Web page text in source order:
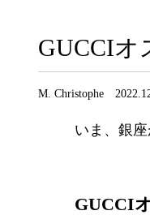
GUCCIオ
M. Christophe
いま、銀
GUCCI